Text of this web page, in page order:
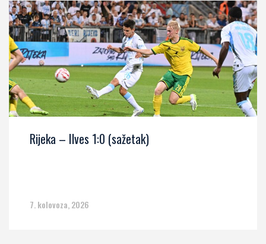
Rijeka – Ilves 1:0 (sažetak)
7. kolovoza, 2026